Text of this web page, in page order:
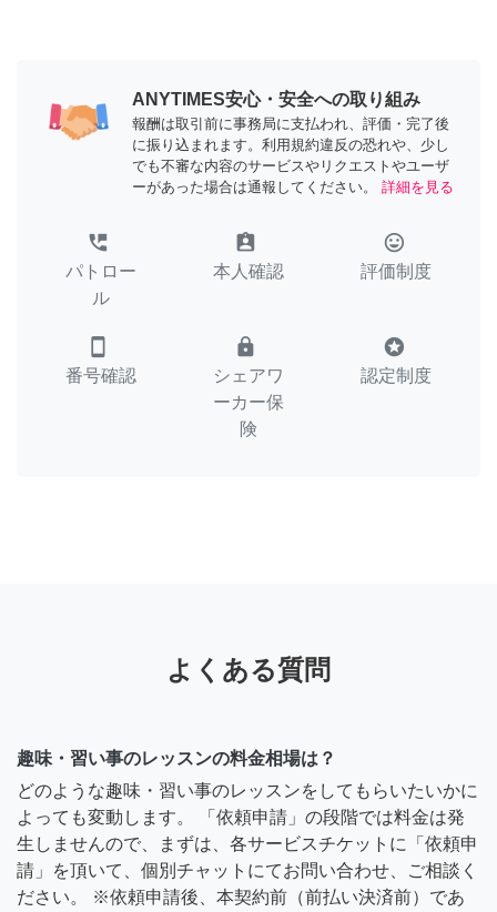
ANYTIMES安心・安全への取り組み
報酬は取引前に事務局に支払われ、評価・完了後
に振り込まれます。利用規約違反の恐れや、少し
でも不審な内容のサービスやリクエストやユーザ
ーがあった場合は通報してください。
詳細を見る
perm_phone_msg
パトロー
ル
assignment_ind
本人確認
tag_faces
評価制度
smartphone
番号確認
lock
シェアワ
ーカー保
険
stars
認定制度
よくある質問
趣味・習い事のレッスンの料金相場は？
どのような趣味・習い事のレッスンをしてもらいたいかに
よっても変動します。 「依頼申請」の段階では料金は発
生しませんので、まずは、各サービスチケットに「依頼申
請」を頂いて、個別チャットにてお問い合わせ、ご相談く
ださい。 ※依頼申請後、本契約前（前払い決済前）であ